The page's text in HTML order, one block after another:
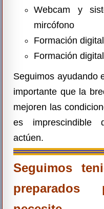
Webcam y
mircófono
Formación
Formación
Seguimos ayudando
importante que la
mejoren las
es imprescindible
actúen.
Seguimos